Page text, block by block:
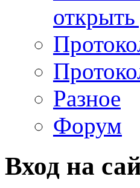
Разное
Форум
Вход на